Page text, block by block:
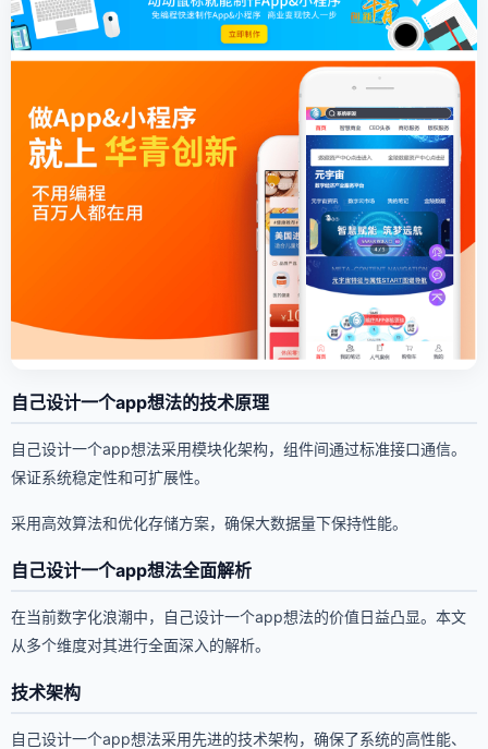
自己设计一个app想法的技术原理
自己设计一个app想法采用模块化架构，组件间通过标准接口通信。
保证系统稳定性和可扩展性。
采用高效算法和优化存储方案，确保大数据量下保持性能。
自己设计一个app想法全面解析
在当前数字化浪潮中，自己设计一个app想法的价值日益凸显。本文
从多个维度对其进行全面深入的解析。
技术架构
自己设计一个app想法采用先进的技术架构，确保了系统的高性能、